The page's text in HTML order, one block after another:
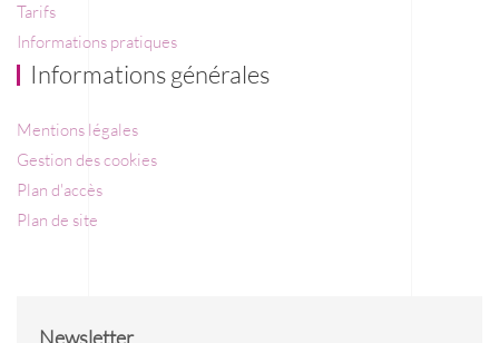
Tarifs
Informations pratiques
Informations générales
Mentions légales
Gestion des cookies
Plan d'accès
Plan de site
Newsletter